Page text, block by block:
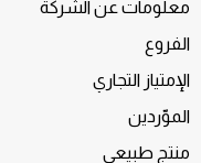
معلومات عن الشركة
الفروع
الإمتياز التجاري
الموّردين
منتج طبيعي